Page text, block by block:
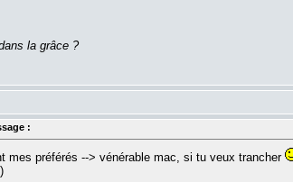
la grâce ?
:
mes préférés --> vénérable mac, si tu veux trancher